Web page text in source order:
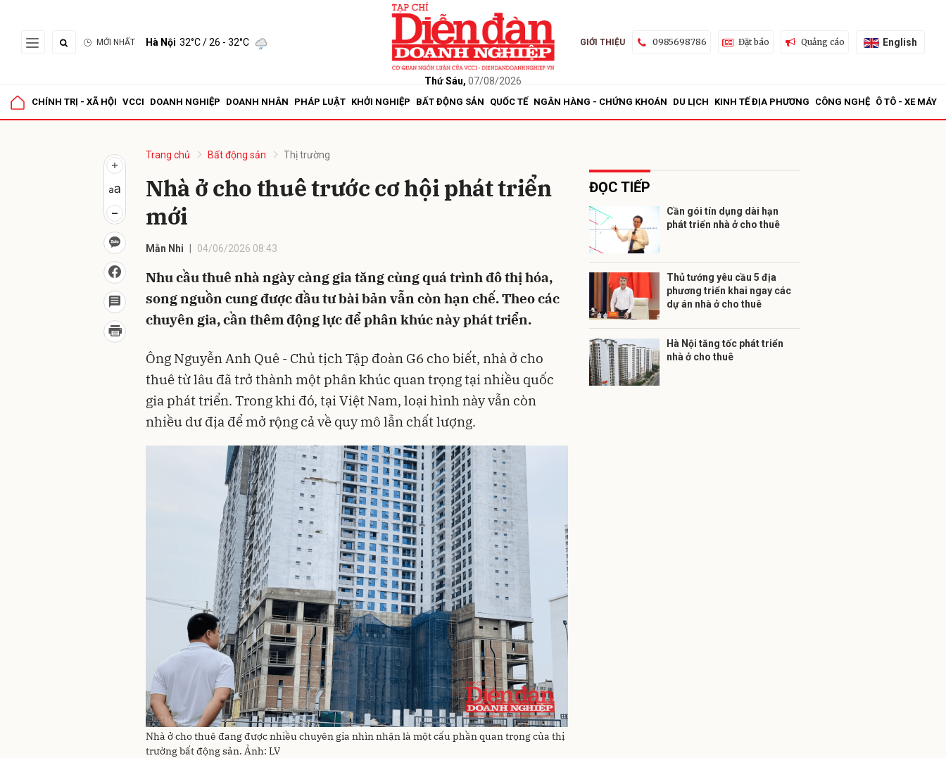
MỚI NHẤT Hà Nội 32°C/ 26 - 32°C
Thứ Sáu, 07/08/2026
GIỚI THIỆU 0985698786 Đặt báo Quảng cáo English
CHÍNH TRỊ - XÃ HỘI VCCI DOANH NGHIỆP DOANH NHÂN PHÁP LUẬT KHỞI NGHIỆP BẤT ĐỘNG SẢN QUỐC TẾ NGÂN HÀNG - CHỨNG KHOÁN DU LỊCH KINH TẾ ĐỊA PHƯƠNG CÔNG NGHỆ Ô TÔ - XE MÁY
Trang chủ Bất động sản Thị trường
Nhà ở cho thuê trước cơ hội phát triển
mới
Mẫn Nhi 04/06/2026 08:43
Nhu cầu thuê nhà ngày càng gia tăng cùng quá trình đô thị hóa,
song nguồn cung được đầu tư bài bản vẫn còn hạn chế. Theo các
chuyên gia, cần thêm động lực để phân khúc này phát triển.
Ông Nguyễn Anh Quê - Chủ tịch Tập đoàn G6 cho biết, nhà ở cho
thuê từ lâu đã trở thành một phân khúc quan trọng tại nhiều quốc
gia phát triển. Trong khi đó, tại Việt Nam, loại hình này vẫn còn
nhiều dư địa để mở rộng cả về quy mô lẫn chất lượng.
Nhà ở cho thuê đang được nhiều chuyên gia nhìn nhận là một cấu phần quan trọng của thị
trường bất động sản. Ảnh: LV
ĐỌC TIẾP
Cần gói tín dụng dài hạn
phát triển nhà ở cho thuê
Thủ tướng yêu cầu 5 địa
phương triển khai ngay các
dự án nhà ở cho thuê
Hà Nội tăng tốc phát triển
nhà ở cho thuê
Gửi